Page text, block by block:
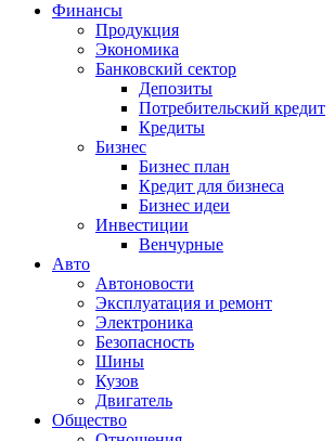
Финансы
Продукция
Экономика
Банковский сектор
Депозиты
Потребительский кредит
Кредиты
Бизнес
Бизнес план
Кредит для бизнеса
Бизнес идеи
Инвестиции
Венчурные
Авто
Автоновости
Эксплуатация и ремонт
Электроника
Безопасность
Шины
Кузов
Двигатель
Общество